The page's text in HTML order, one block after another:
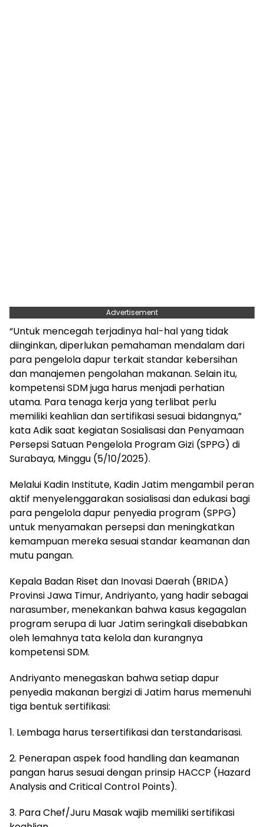
Advertisement
“Untuk mencegah terjadinya hal-hal yang tidak
diinginkan, diperlukan pemahaman mendalam dari
para pengelola dapur terkait standar kebersihan
dan manajemen pengolahan makanan. Selain itu,
kompetensi SDM juga harus menjadi perhatian
utama. Para tenaga kerja yang terlibat perlu
memiliki keahlian dan sertifikasi sesuai bidangnya,”
kata Adik saat kegiatan Sosialisasi dan Penyamaan
Persepsi Satuan Pengelola Program Gizi (SPPG) di
Surabaya, Minggu (5/10/2025).
Melalui Kadin Institute, Kadin Jatim mengambil peran
aktif menyelenggarakan sosialisasi dan edukasi bagi
para pengelola dapur penyedia program (SPPG)
untuk menyamakan persepsi dan meningkatkan
kemampuan mereka sesuai standar keamanan dan
mutu pangan.
Kepala Badan Riset dan Inovasi Daerah (BRIDA)
Provinsi Jawa Timur, Andriyanto, yang hadir sebagai
narasumber, menekankan bahwa kasus kegagalan
program serupa di luar Jatim seringkali disebabkan
oleh lemahnya tata kelola dan kurangnya
kompetensi SDM.
Andriyanto menegaskan bahwa setiap dapur
penyedia makanan bergizi di Jatim harus memenuhi
tiga bentuk sertifikasi:
1. Lembaga harus tersertifikasi dan terstandarisasi.
2. Penerapan aspek food handling dan keamanan
pangan harus sesuai dengan prinsip HACCP (Hazard
Analysis and Critical Control Points).
3. Para Chef/Juru Masak wajib memiliki sertifikasi